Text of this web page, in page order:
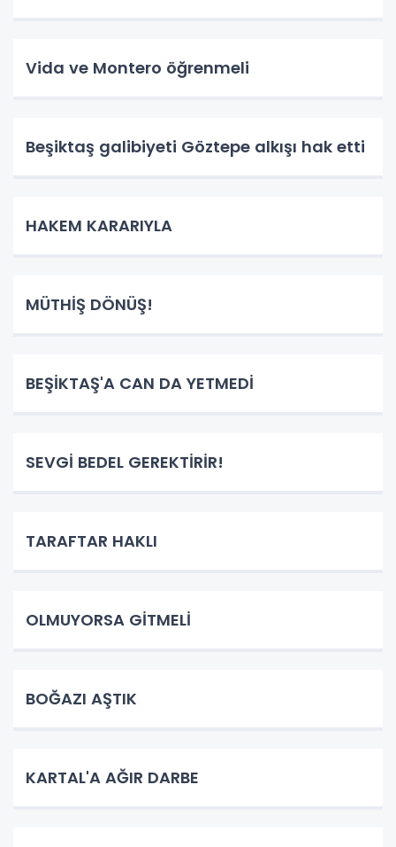
Vida ve Montero öğrenmeli
Beşiktaş galibiyeti Göztepe alkışı hak etti
HAKEM KARARIYLA
MÜTHİŞ DÖNÜŞ!
BEŞİKTAŞ'A CAN DA YETMEDİ
SEVGİ BEDEL GEREKTİRİR!
TARAFTAR HAKLI
OLMUYORSA GİTMELİ
BOĞAZI AŞTIK
KARTAL'A AĞIR DARBE